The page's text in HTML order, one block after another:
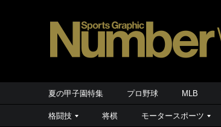
夏の甲子園特集 プロ野球 MLB
格闘技 将棋 モータースポーツ